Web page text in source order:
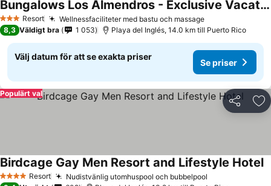
3 StjärnorResort Wellnessfaciliteter med bastu och massage
Bungalows Los Almendros - Exclusive Vacation Club
8,3 Väldigt bra 1 053 Playa del Inglés, 14.0 km till Puerto Rico
Välj datum för att se exakta priser
Se priser
Dela
Populärt val
4 StjärnorResort Nudistvänlig utomhuspool och bubbelpool
Birdcage Gay Men Resort and Lifestyle Hotel